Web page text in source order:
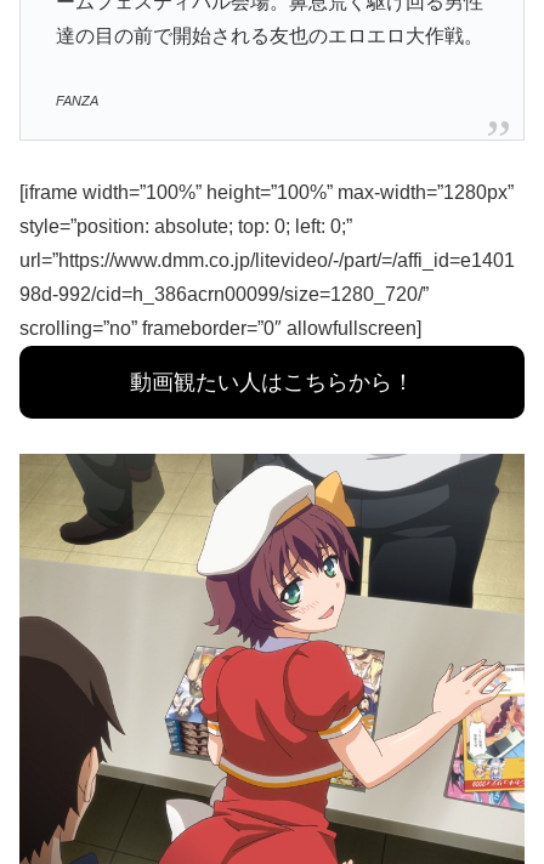
達の目の前で開始される友也のエロエロ大作戦。
FANZA
[iframe width=”100%” height=”100%” max-width=”1280px”
style=”position: absolute; top: 0; left: 0;”
url=”https://www.dmm.co.jp/litevideo/-/part/=/affi_id=e1401
98d-992/cid=h_386acrn00099/size=1280_720/”
scrolling=”no” frameborder=”0″ allowfullscreen]
動画観たい人はこちらから！